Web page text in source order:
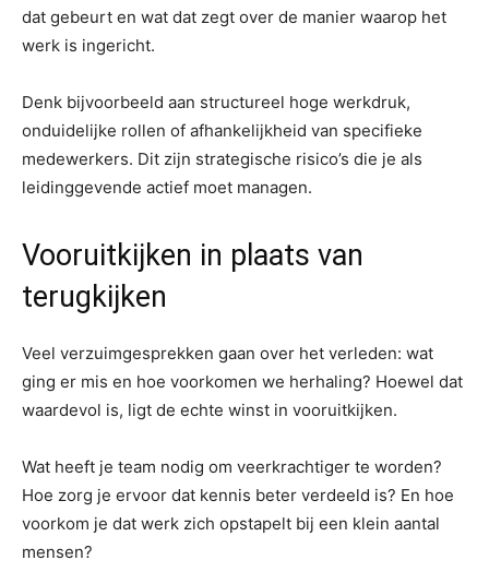
dat gebeurt en wat dat zegt over de manier waarop het
werk is ingericht.
Denk bijvoorbeeld aan structureel hoge werkdruk,
onduidelijke rollen of afhankelijkheid van specifieke
medewerkers. Dit zijn strategische risico’s die je als
leidinggevende actief moet managen.
Vooruitkijken in plaats van
terugkijken
Veel verzuimgesprekken gaan over het verleden: wat
ging er mis en hoe voorkomen we herhaling? Hoewel dat
waardevol is, ligt de echte winst in vooruitkijken.
Wat heeft je team nodig om veerkrachtiger te worden?
Hoe zorg je ervoor dat kennis beter verdeeld is? En hoe
voorkom je dat werk zich opstapelt bij een klein aantal
mensen?